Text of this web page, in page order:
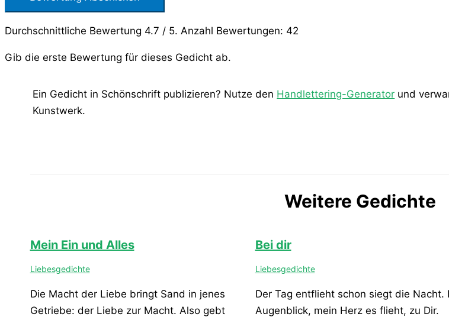
Durchschnittliche Bewertung 4.7 / 5. Anzahl Bewertungen: 42
Gib die erste Bewertung für dieses Gedicht ab.
Ein Gedicht in Schönschrift publizieren? Nutze den Handlettering-Generator und
Kunstwerk.
Weitere Gedichte
Mein Ein und Alles
Liebesgedichte
Die Macht der Liebe bringt Sand in jenes
Getriebe: der Liebe zur Macht. Also gebt
Bei dir
Liebesgedichte
Der Tag entflieht schon siegt die Nacht.
Augenblick, mein Herz es flieht, zu Dir.